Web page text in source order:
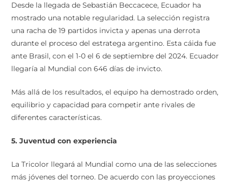
Desde la llegada de Sebastián Beccacece, Ecuador ha
mostrado una notable regularidad. La selección registra
una racha de 19 partidos invicta y apenas una derrota
durante el proceso del estratega argentino. Esta cáida fue
ante Brasil, con el 1-0 el 6 de septiembre del 2024. Ecuador
llegaría al Mundial con 646 días de invicto.
Más allá de los resultados, el equipo ha demostrado orden,
equilibrio y capacidad para competir ante rivales de
diferentes características.
5. Juventud con experiencia
La Tricolor llegará al Mundial como una de las selecciones
más jóvenes del torneo. De acuerdo con las proyecciones